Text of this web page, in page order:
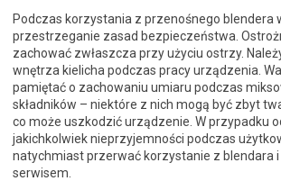
Podczas korzystania z przenośnego blendera
przestrzeganie zasad bezpieczeństwa.
zachować zwłaszcza przy użyciu ostrzy.
wnętrza kielicha podczas pracy urządzenia.
pamiętać o zachowaniu umiaru podczas
składników – niektóre z nich mogą być zbyt
co może uszkodzić urządzenie. W przypadku
jakichkolwiek nieprzyjemności podczas
natychmiast przerwać korzystanie z blendara
serwisem.